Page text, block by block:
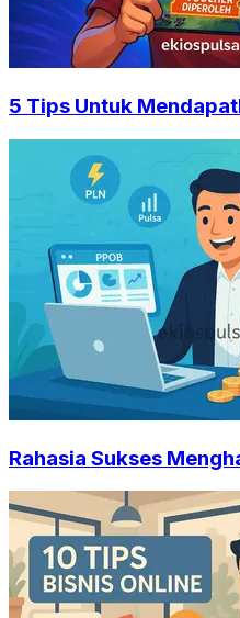
5 Tips Untuk
Rahasia Sukses